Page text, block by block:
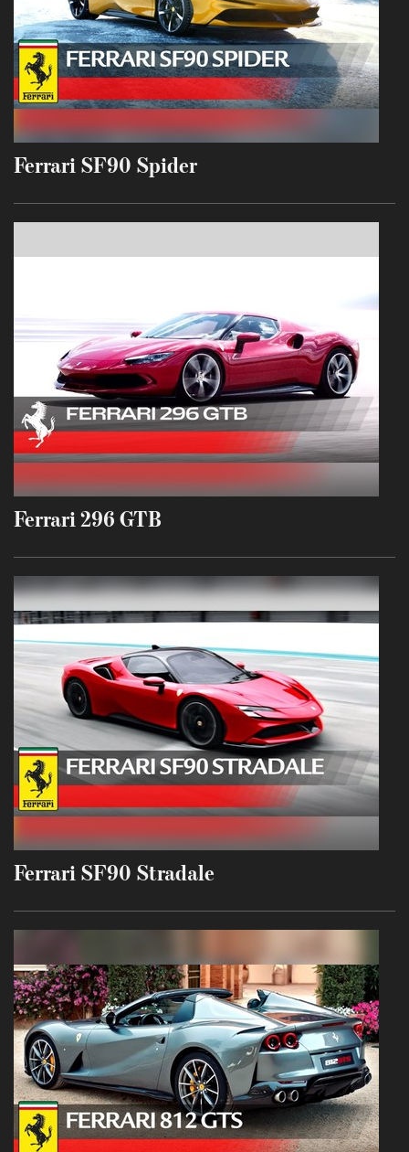
Ferrari SF90 Spider
Ferrari 296 GTB
Ferrari SF90 Stradale